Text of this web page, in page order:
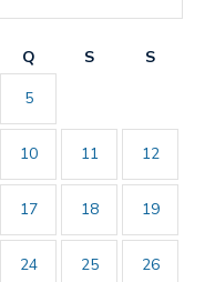
Q S
S
5
10 11 12
17 18 19
24 25 26